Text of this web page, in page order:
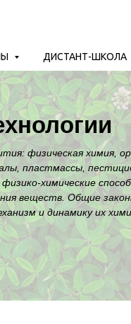
ДИСТАНТ-ШКОЛА
физическая химия,
пластмассы,
химические
веществ. Общие
и динамику их